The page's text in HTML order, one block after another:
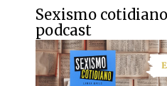
Sexismo
podcast